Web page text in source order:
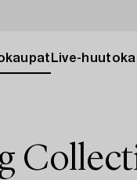
Live-